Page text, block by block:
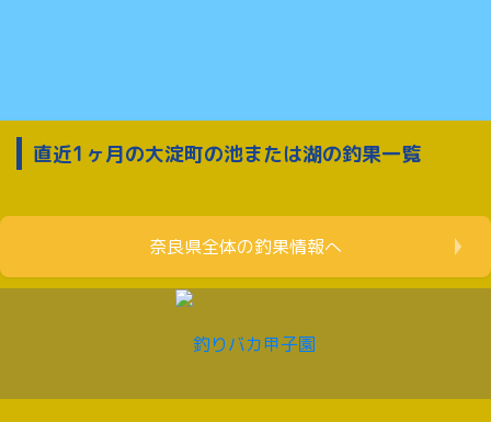
直近1ヶ月の大淀町の池または湖の釣果一覧
奈良県全体の釣果情報へ